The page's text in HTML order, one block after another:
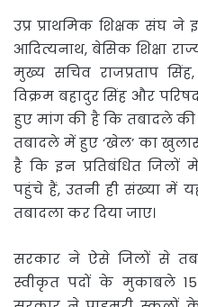
उप्र प्राथमिक शिक्षक संघ ने
आदित्यनाथ, बेसिक शिक्षा
मुख्य सचिव राजप्रताप
विक्रम बहादुर सिंह और
हुए मांग की है कि तबादले की
तबादले में हुए ‘खेल’ का
है कि इन प्रतिबंधित जिलों
पहुंचे हैं, उतनी ही संख्या में
तबादला कर दिया जाए।
सरकार ने ऐसे जिलों से
स्वीकृत पदों के मुकाबले 15